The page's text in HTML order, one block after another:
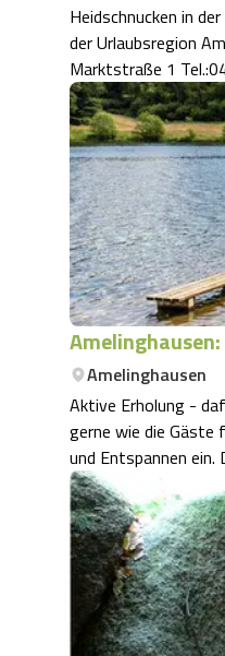
Heidschnucken in
der Urlaubsregion Amelinghausen
Marktstraße 1
Amelinghausen
Aktive Erholung -
gerne wie die Gäste für ihre
und Entspannen